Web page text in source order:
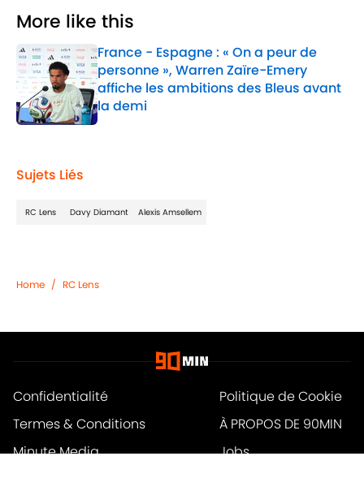
More like this
France - Espagne : « On a peur de
personne », Warren Zaïre-Emery
affiche les ambitions des Bleus avant
la demi
Published by on Invalid Date
Sujets Liés
RC Lens Davy Diamant Alexis Amsellem
Home / RC Lens
Confidentialité
Politique de Cookie
Termes & Conditions
À PROPOS DE 90MIN
Minute Media
Jobs